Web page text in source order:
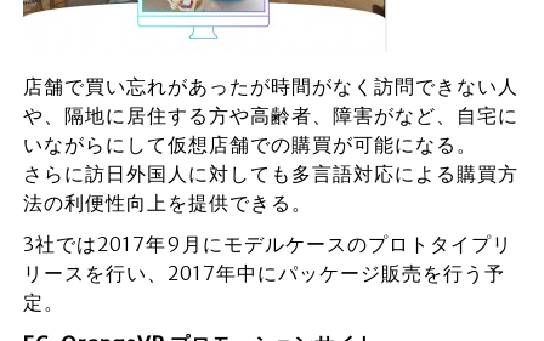
店舗で買い忘れがあったが時間がなく訪問できない人
や、隔地に居住する方や高齢者、障害がなど、自宅に
いながらにして仮想店舗での購買が可能になる。
さらに訪日外国人に対しても多言語対応による購買方
法の利便性向上を提供できる。
3社では2017年9月にモデルケースのプロトタイプリ
リースを行い、2017年中にパッケージ販売を行う予
定。